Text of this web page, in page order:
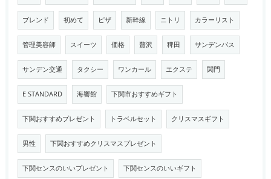
ブレンド 初めて ピザ 新幹線 ニトリ カラーリスト
管理美容師 スイーツ 価格 贅沢 稗田 サンデンバス
サンデン交通 タクシー ワンカール エクステ 関門
E STANDARD 海響館 下関市おすすめギフト
下関おすすめプレゼント トラベルセット クリスマスギフト
男性 下関おすすめクリスマスプレゼント
下関センスのいいプレゼント 下関センスのいいギフト